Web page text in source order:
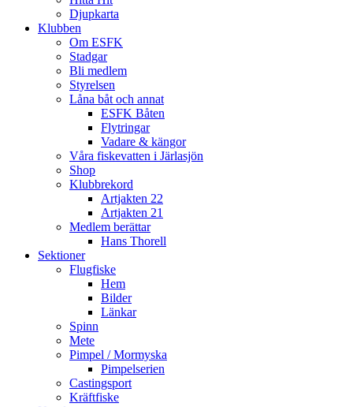
Djupkarta
Klubben
Om ESFK
Stadgar
Bli medlem
Styrelsen
Låna båt och annat
ESFK Båten
Flytringar
Vadare & kängor
Våra fiskevatten i Järlasjön
Shop
Klubbrekord
Artjakten 22
Artjakten 21
Medlem berättar
Hans Thorell
Sektioner
Flugfiske
Hem
Bilder
Länkar
Spinn
Mete
Pimpel / Mormyska
Pimpelserien
Castingsport
Kräftfiske